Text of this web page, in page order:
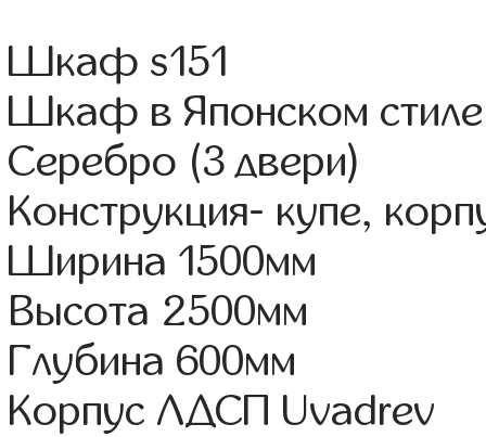
Шкаф s151
Шкаф в Японском
Серебро (3 двери)
Конструкция- купе,
Ширина 1500мм
Высота 2500мм
Глубина 600мм
Корпус ЛДСП Uvadrev